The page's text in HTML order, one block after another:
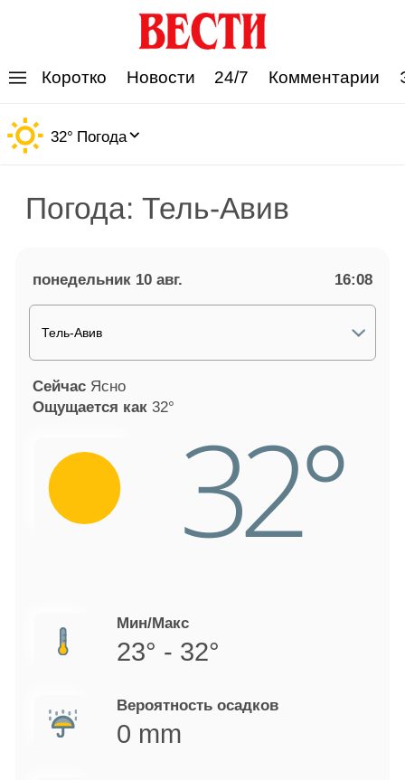
Коротко Новости 24/7 Комментарии
32° Погода
Погода: Тель-Авив
понедельник 10 авг. 16:08
Тель-Авив
Сейчас Ясно
Ощущается как32° 32°
Мин/Макс
23° - 32°
Вероятность осадков
0 mm